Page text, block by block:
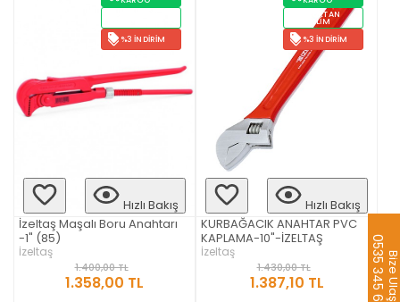
%3 İNDIRIM
Hızlı Bakış
İzeltaş Maşalı Boru Anahtarı
-1" (85)
İzeltaş
1.400,00 TL
1.358,00 TL
STOKTAN
TESLIM
%3 İNDIRIM
Hızlı Bakış
KURBAĞACIK ANAHTAR PVC
KAPLAMA-10"-İZELTAŞ
İzeltaş
1.430,00 TL
1.387,10 TL Bize
0535 345 60 32